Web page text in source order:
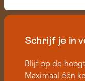
Schrijf je in
Blijf op de
Maximaal één